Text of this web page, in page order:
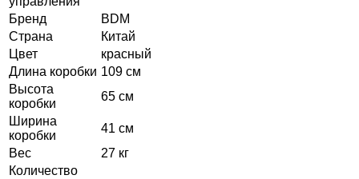
Бренд
BDM
Страна
Китай
Цвет
красный
Длина коробки 109 см
Высота
коробки
65 см
Ширина
коробки
41 см
Вес
27 кг
Количество